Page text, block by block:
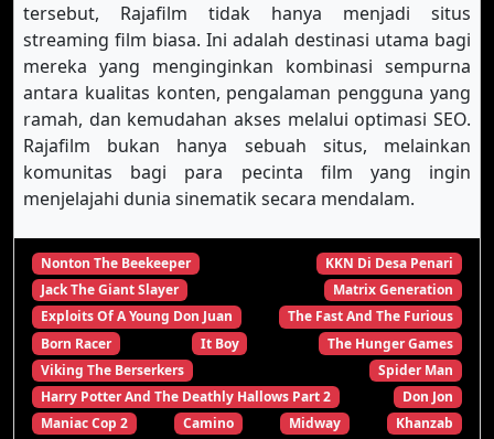
tersebut, Rajafilm tidak hanya menjadi situs
streaming film biasa. Ini adalah destinasi utama bagi
mereka yang menginginkan kombinasi sempurna
antara kualitas konten, pengalaman pengguna yang
ramah, dan kemudahan akses melalui optimasi SEO.
Rajafilm bukan hanya sebuah situs, melainkan
komunitas bagi para pecinta film yang ingin
menjelajahi dunia sinematik secara mendalam.
Nonton The Beekeeper
KKN Di Desa Penari
Jack The Giant Slayer
Matrix Generation
Exploits Of A Young Don Juan
The Fast And The Furious
Born Racer
It Boy
The Hunger Games
Viking The Berserkers
Spider Man
Harry Potter And The Deathly Hallows Part 2
Don Jon
Maniac Cop 2
Camino Midway
Khanzab